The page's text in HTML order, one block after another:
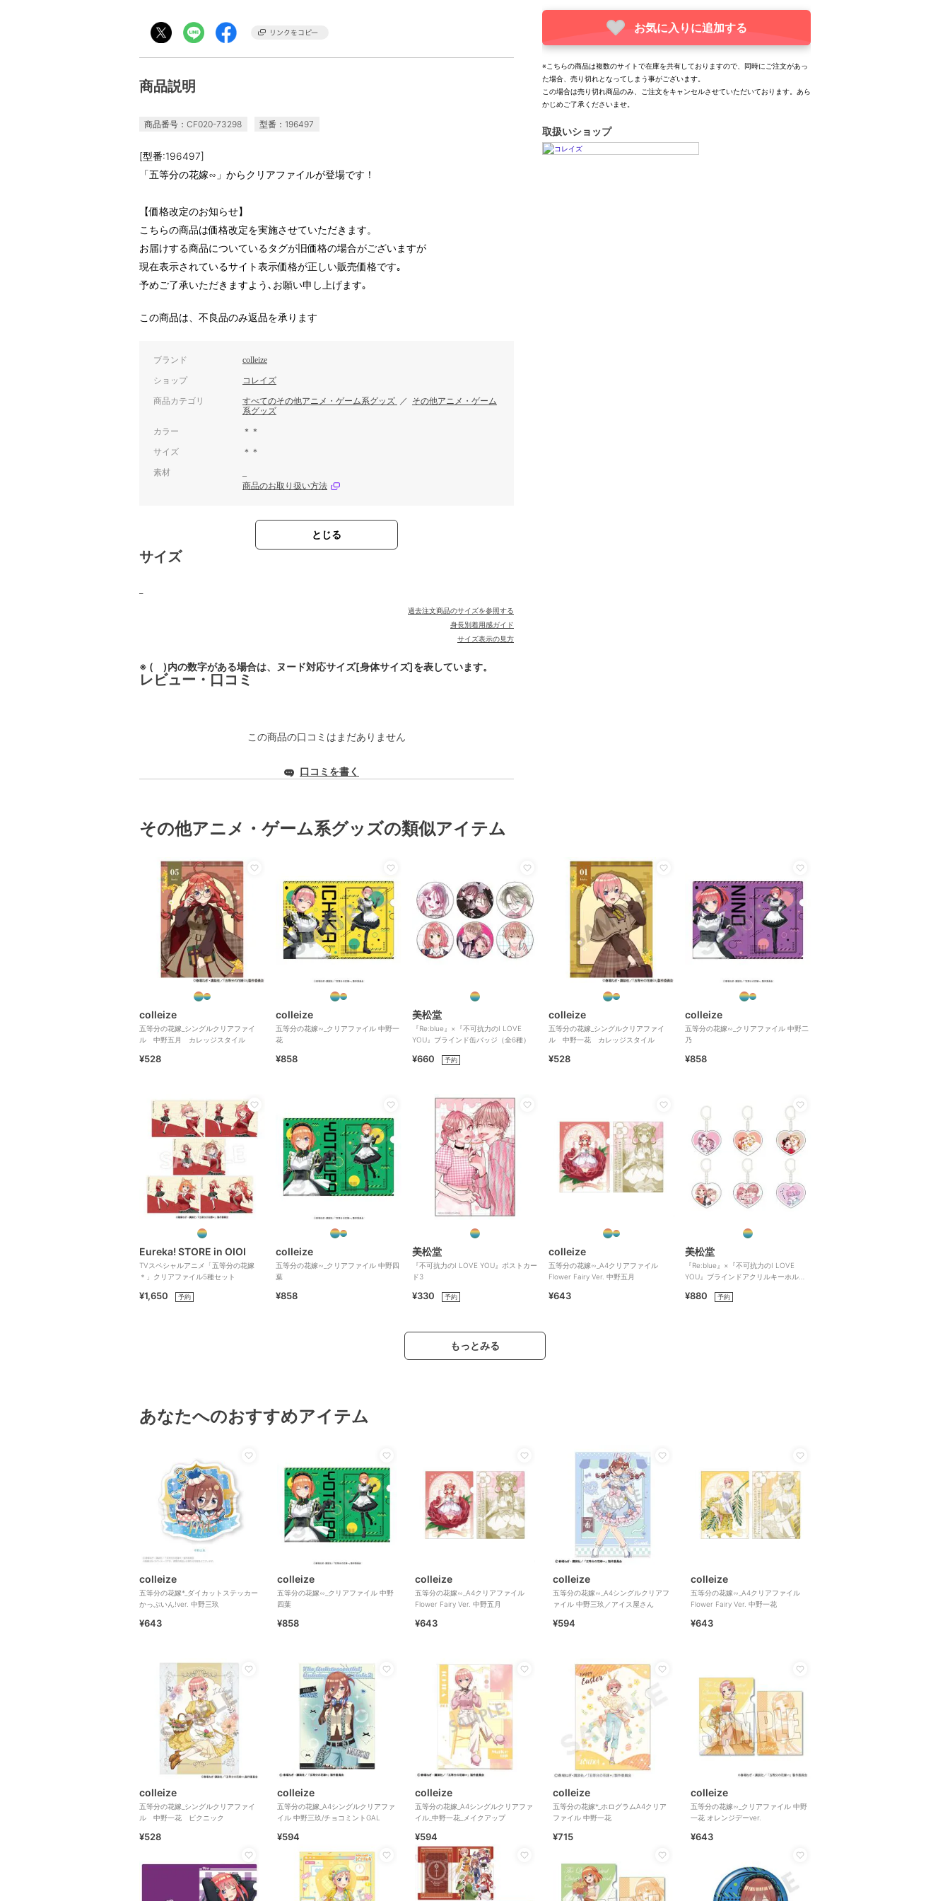
商品説明
商品番号：CF020-73298 型番：196497
[型番:196497]
「五等分の花嫁∽」からクリアファイルが登場です！
【価格改定のお知らせ】
こちらの商品は価格改定を実施させていただきます。
お届けする商品についているタグが旧価格の場合がございますが
現在表示されているサイト表示価格が正しい販売価格です｡
予めご了承いただきますよう､お願い申し上げます｡
この商品は、不良品のみ返品を承ります
ブランド colleize
ショップ コレイズ
商品カテゴリ すべてのその他アニメ・ゲーム系グッズ ／ その他アニメ・ゲーム
系グッズ
カラー ＊＊
サイズ ＊＊
素材
商品のお取り扱い方法
とじる
サイズ
過去注文商品のサイズを参照する
身長別着用感ガイド
サイズ表示の見方
※ ( )内の数字がある場合は、ヌード対応サイズ[身体サイズ]を表しています。
レビュー・口コミ
この商品の口コミはまだありません
口コミを書く
お気に入りに追加する
※こちらの商品は複数のサイトで在庫を共有しておりますので、同時にご注文があっ
た場合、売り切れとなってしまう事がございます。
この場合は売り切れ商品のみ、ご注文をキャンセルさせていただいております。あら
かじめご了承くださいませ。
取扱いショップ
その他アニメ・ゲーム系グッズの類似アイテム
colleize
五等分の花嫁_シングルクリアファイ
ル 中野五月 カレッジスタイル
¥528
colleize
五等分の花嫁∽_クリアファイル 中野一
花
¥858
美松堂
『Re:blue』×『不可抗力のI LOVE
YOU』ブラインド缶バッジ（全6種）
¥660 予約
colleize
五等分の花嫁_シングルクリアファイ
ル 中野一花 カレッジスタイル
¥528
colleize
五等分の花嫁∽_クリアファイル 中野二
乃
¥858
Eureka! STORE in OIOI
TVスペシャルアニメ「五等分の花嫁
＊」クリアファイル5種セット
¥1,650 予約
colleize
五等分の花嫁∽_クリアファイル 中野四
葉
¥858
美松堂
『不可抗力のI LOVE YOU』ポストカー
ド3
¥330 予約
colleize
五等分の花嫁∽_A4クリアファイル
Flower Fairy Ver. 中野五月
¥643
美松堂
『Re:blue』×『不可抗力のI LOVE
YOU』ブラインドアクリルキーホルダ
¥880 予約
もっとみる
あなたへのおすすめアイテム
colleize
五等分の花嫁*_ダイカットステッカー
かっぷいん!ver. 中野三玖
¥643
colleize
五等分の花嫁∽_クリアファイル 中野
四葉
¥858
colleize
五等分の花嫁∽_A4クリアファイル
Flower Fairy Ver. 中野五月
¥643
colleize
五等分の花嫁∽_A4シングルクリアフ
ァイル 中野三玖／アイス屋さん
¥594
colleize
五等分の花嫁∽_A4クリアファイル
Flower Fairy Ver. 中野一花
¥643
colleize
五等分の花嫁_シングルクリアファイ
ル 中野一花 ピクニック
¥528
colleize
五等分の花嫁_A4シングルクリアファ
イル 中野三玖/チョコミントGAL
¥594
colleize
五等分の花嫁_A4シングルクリアファ
イル_中野一花_メイクアップ
¥594
colleize
五等分の花嫁*_ホログラムA4クリア
ファイル 中野一花
¥715
colleize
五等分の花嫁∽_クリアファイル 中野
一花 オレンジデーver.
¥643